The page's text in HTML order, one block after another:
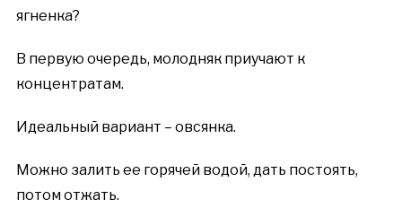
ягненка?
В первую очередь, молодняк приучают к
концентратам.
Идеальный вариант – овсянка.
Можно залить ее горячей водой, дать постоять,
потом отжать.